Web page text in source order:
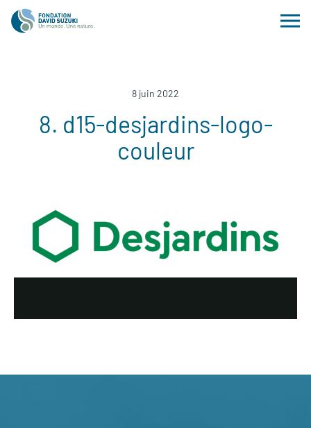
8 juin 2022
8. d15-desjardins-logo-
couleur